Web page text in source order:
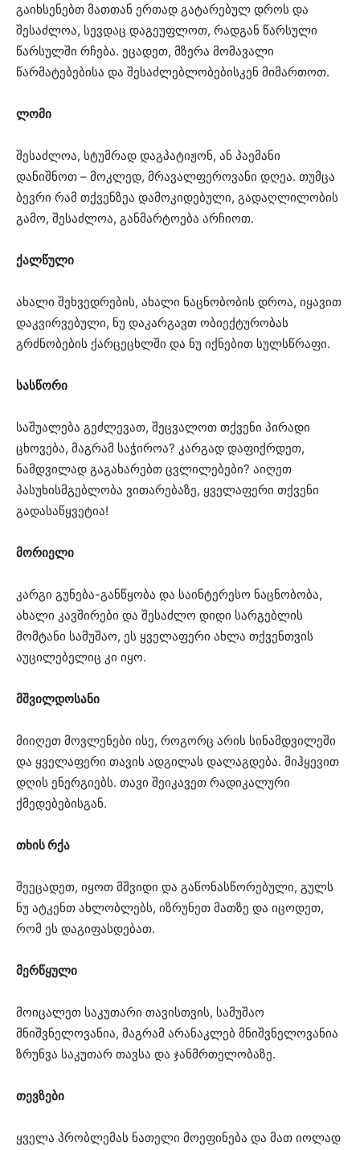
გაიხსენებთ მათთან ერთად გატარებულ დროს და
შესაძლოა, სევდაც დაგეუფლოთ, რადგან წარსული
წარსულში რჩება. ეცადეთ, მზერა მომავალი
წარმატებებისა და შესაძლებლობებისკენ მიმართოთ.
ლომი
შესაძლოა, სტუმრად დაგპატიჟონ, ან პაემანი
დანიშნოთ – მოკლედ, მრავალფეროვანი დღეა. თუმცა
ბევრი რამ თქვენზეა დამოკიდებული, გადაღლილობის
გამო, შესაძლოა, განმარტოება არჩიოთ.
ქალწული
ახალი შეხვედრების, ახალი ნაცნობობის დროა, იყავით
დაკვირვებული, ნუ დაკარგავთ ობიექტურობას
გრძნობების ქარცეცხლში და ნუ იქნებით სულსწრაფი.
სასწორი
საშუალება გეძლევათ, შეცვალოთ თქვენი პირადი
ცხოვება, მაგრამ საჭიროა? კარგად დაფიქრდეთ,
ნამდვილად გაგახარებთ ცვლილებები? აიღეთ
პასუხისმგებლობა ვითარებაზე, ყველაფერი თქვენი
გადასაწყვეტია!
მორიელი
კარგი გუნება-განწყობა და საინტერესო ნაცნობობა,
ახალი კავშირები და შესაძლო დიდი სარგებლის
მომტანი სამუშაო, ეს ყველაფერი ახლა თქვენთვის
აუცილებელიც კი იყო.
მშვილდოსანი
მიიღეთ მოვლენები ისე, როგორც არის სინამდვილეში
და ყველაფერი თავის ადგილას დალაგდება. მიჰყევით
დღის ენერგიებს. თავი შეიკავეთ რადიკალური
ქმედებებისგან.
თხის რქა
შეეცადეთ, იყოთ მშვიდი და გაწონასწორებული, გულს
ნუ ატკენთ ახლობლებს, იზრუნეთ მათზე და იცოდეთ,
რომ ეს დაგიფასდებათ.
მერწყული
მოიცალეთ საკუთარი თავისთვის, სამუშაო
მნიშვნელოვანია, მაგრამ არანაკლებ მნიშვნელოვანია
ზრუნვა საკუთარ თავსა და ჯანმრთელობაზე.
თევზები
ყველა პრობლემას ნათელი მოეფინება და მათ იოლად